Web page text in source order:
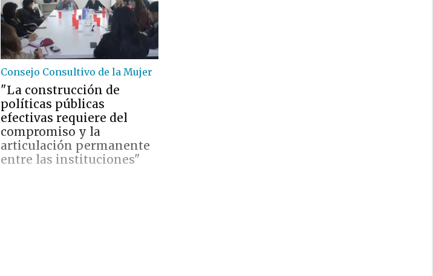
Consejo Consultivo de la Mujer
"La construcción de
políticas públicas
efectivas requiere del
compromiso y la
articulación permanente
entre las instituciones"